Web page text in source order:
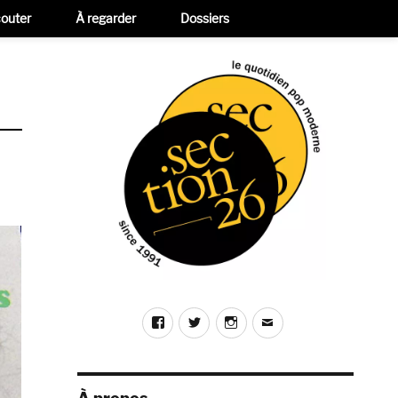
FacebookTwitterInstagram
E-
À regarder Dossiers